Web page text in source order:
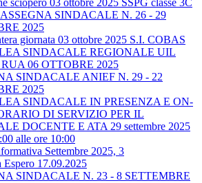
sciopero 03 ottobre 2025 SSPG classe 3C
SINDACALE N. 26 - 29
2025
giornata 03 ottobre 2025 S.I. COBAS
SINDACALE REGIONALE UIL
06 OTTOBRE 2025
SINDACALE ANIEF N. 29 - 22
2025
SINDACALE IN PRESENZA E ON-
DI SERVIZIO PER IL
DOCENTE E ATA 29 settembre 2025
alle ore 10:00
Settembre 2025, 3
Espero 17.09.2025
SINDACALE N. 23 - 8 SETTEMBRE